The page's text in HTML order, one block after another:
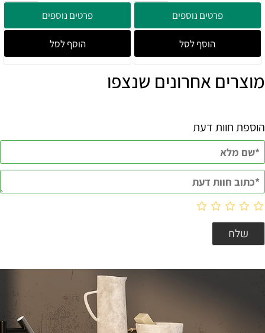
פרטים נוספים
הוסף לסל
פרטים נוספים
הוסף לסל
מוצרים אחרונים שנצפו
הוספת חוות דעת